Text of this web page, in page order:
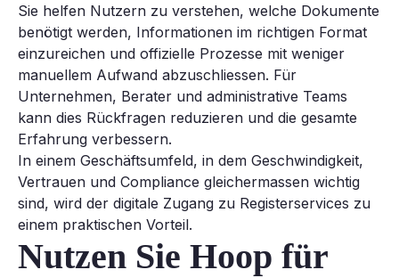
Sie helfen Nutzern zu verstehen, welche Dokumente
benötigt werden, Informationen im richtigen Format
einzureichen und offizielle Prozesse mit weniger
manuellem Aufwand abzuschliessen. Für
Unternehmen, Berater und administrative Teams
kann dies Rückfragen reduzieren und die gesamte
Erfahrung verbessern.
In einem Geschäftsumfeld, in dem Geschwindigkeit,
Vertrauen und Compliance gleichermassen wichtig
sind, wird der digitale Zugang zu Registerservices zu
einem praktischen Vorteil.
Nutzen Sie Hoop für